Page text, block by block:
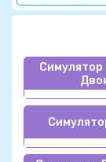
Симулятор